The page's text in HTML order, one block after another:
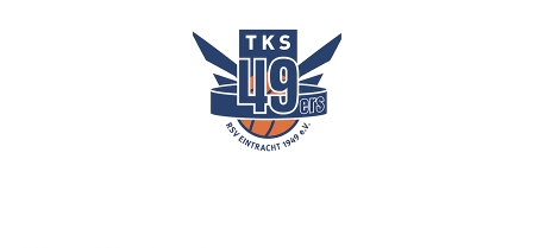
IMPRESSUM & DATENSCHUTZ